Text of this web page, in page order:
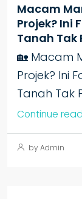
Macam
Projek? Ini
Tanah Tak
🏡 Macam
Projek? Ini
Tanah Tak
Continue
by Admin